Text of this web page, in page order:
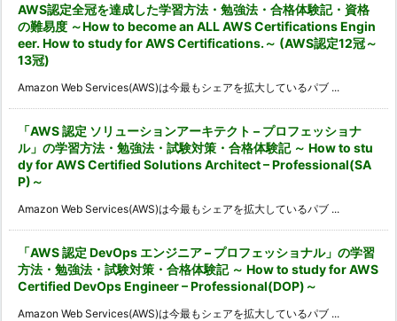
AWS認定全冠を達成した学習方法・勉強法・合格体験記・資格
の難易度 ～How to become an ALL AWS Certifications Engin
eer. How to study for AWS Certifications.～ (AWS認定12冠～
13冠)
Amazon Web Services(AWS)は今最もシェアを拡大しているパブ ...
「AWS 認定 ソリューションアーキテクト – プロフェッショナ
ル」の学習方法・勉強法・試験対策・合格体験記 ～ How to stu
dy for AWS Certified Solutions Architect – Professional(SA
P)～
Amazon Web Services(AWS)は今最もシェアを拡大しているパブ ...
「AWS 認定 DevOps エンジニア – プロフェッショナル」の学習
方法・勉強法・試験対策・合格体験記 ～ How to study for AWS
Certified DevOps Engineer – Professional(DOP)～
Amazon Web Services(AWS)は今最もシェアを拡大しているパブ ...